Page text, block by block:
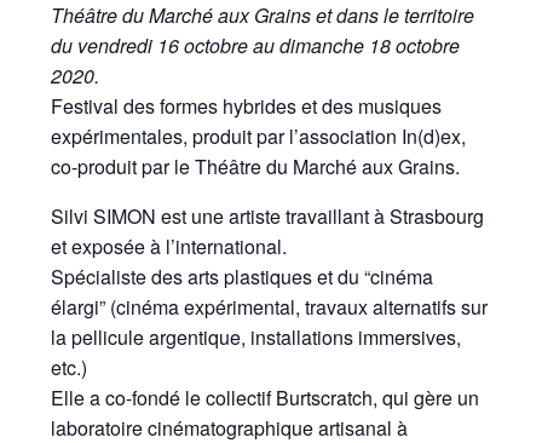
Théâtre du Marché aux Grains etdans le territoire
du vendredi 16 octobre au dimanche 18 octobre
2020.
Festival des formes hybrides et des musiques
expérimentales, produit par l’association In(d)ex,
co-produit par le Théâtre du Marché aux Grains.
Silvi SIMON est une artiste travaillant à Strasbourg
et exposée à l’international.
Spécialiste des arts plastiques et du “cinéma
élargi” (cinéma expérimental, travaux alternatifs sur
la pellicule argentique, installations immersives,
etc.)
Elle a co-fondé le collectif Burtscratch, qui gère un
laboratoire cinématographique artisanal à